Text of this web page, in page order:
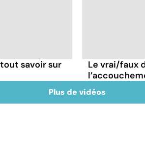
savoir sur
Le vrai/faux
Plus de vidéos